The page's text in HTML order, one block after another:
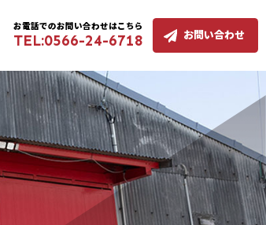
お電話でのお問い合わせはこちら
TEL:0566-24-6718 お問い合わせ